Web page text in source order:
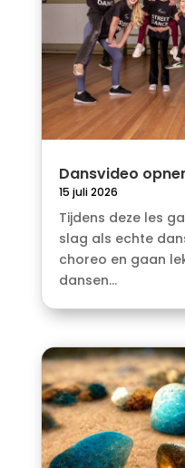
Dansvideo
15 juli 2026
Tijdens deze les
slag als echte
choreo en gaan
dansen...